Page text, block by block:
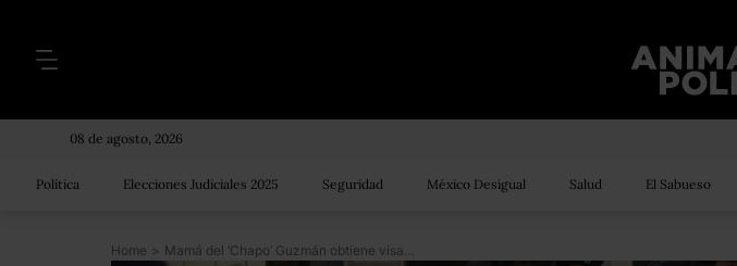
08 de agosto, 2026
Política Elecciones Judiciales 2025 Seguridad México Desigual Salud El Sabueso
Home > Mamá del ‘Chapo’ Guzmán obtiene visa humanitaria para visitar a su hijo en EU